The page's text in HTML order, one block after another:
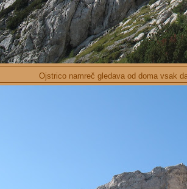
Ojstrico namreč gledava od doma vsak